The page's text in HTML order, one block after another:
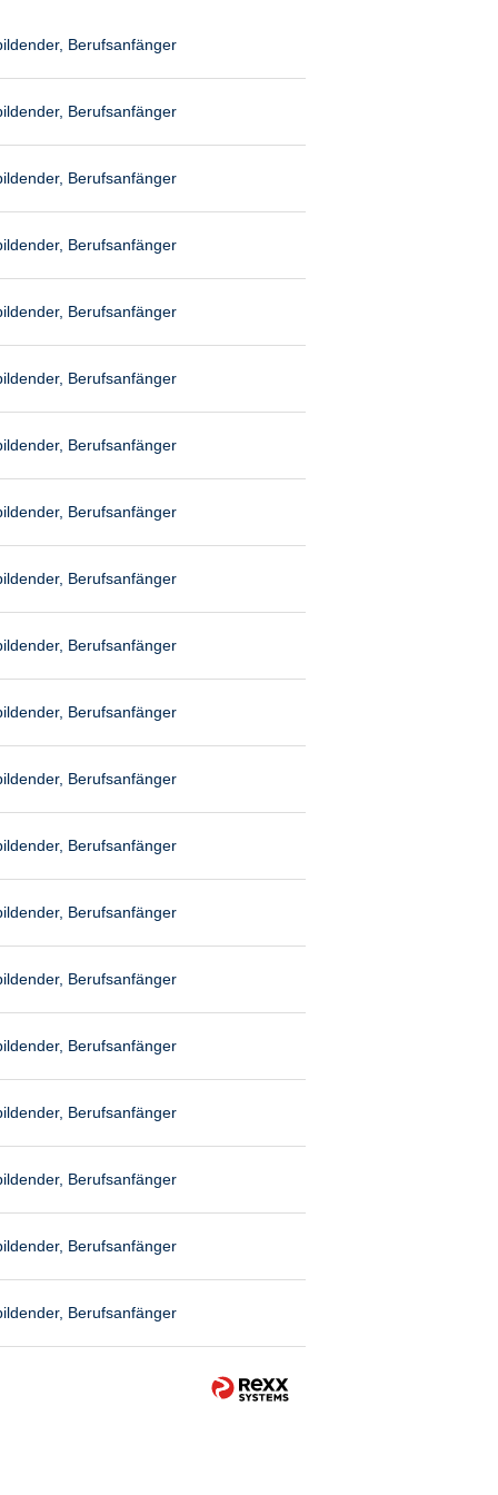
Berufsanfänger
Berufsanfänger
Berufsanfänger
Berufsanfänger
Berufsanfänger
Berufsanfänger
Berufsanfänger
Berufsanfänger
Berufsanfänger
Berufsanfänger
Berufsanfänger
Berufsanfänger
Berufsanfänger
Berufsanfänger
Berufsanfänger
Berufsanfänger
Berufsanfänger
Berufsanfänger
Berufsanfänger
Berufsanfänger